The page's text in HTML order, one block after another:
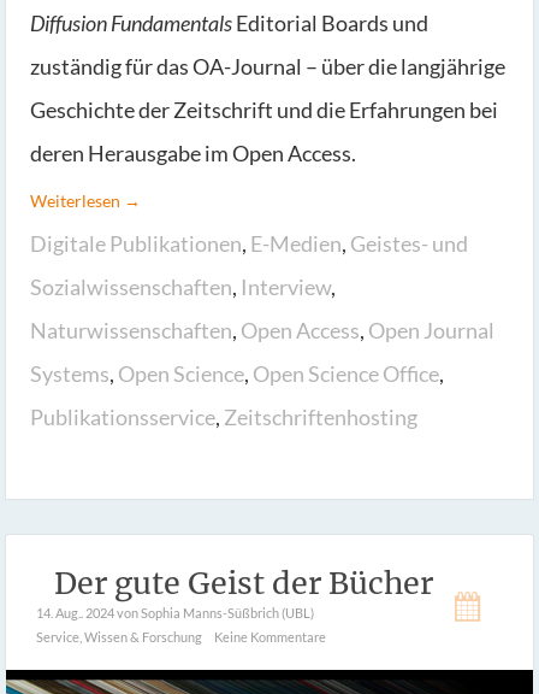
Diffusion FundamentalsEditorial Boards und
zuständig für das OA-Journal – über die langjährige
Geschichte der Zeitschrift und die Erfahrungen bei
deren Herausgabe im Open Access.
Weiterlesen →
Digitale Publikationen, E-Medien, Geistes- und
Sozialwissenschaften, Interview,
Naturwissenschaften, Open Access, Open Journal
Systems, Open Science, Open Science Office,
Publikationsservice, Zeitschriftenhosting
Der gute Geist der Bücher
14. Aug.. 2024von Sophia Manns-Süßbrich (UBL)
Service Wissen & Forschung Keine Kommentare